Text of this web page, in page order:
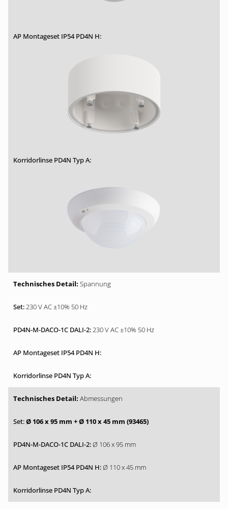
Spannung
230 V AC ±10% 50 Hz
230 V AC ±10% 50 Hz
Abmessungen
Ø 106 x 95 mm + Ø 110 x 45 mm (93465)
Ø 106 x 95 mm
Ø 110 x 45 mm